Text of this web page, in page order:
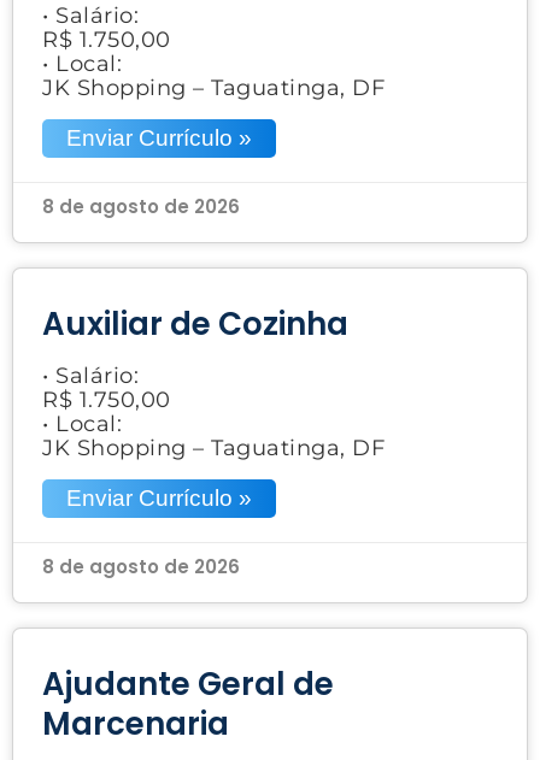
• Salário:
R$ 1.750,00
• Local:
JK Shopping – Taguatinga, DF
Enviar Currículo »
8 de agosto de 2026
Auxiliar de Cozinha
• Salário:
R$ 1.750,00
• Local:
JK Shopping – Taguatinga, DF
Enviar Currículo »
8 de agosto de 2026
Ajudante Geral de
Marcenaria